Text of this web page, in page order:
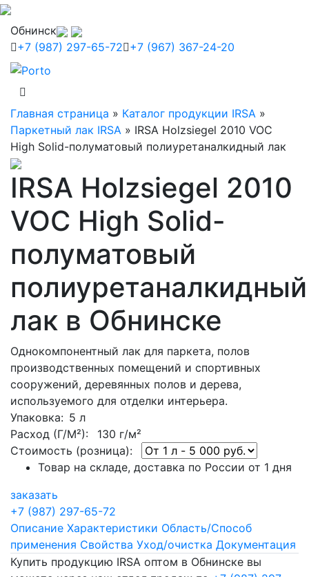
Обнинск
+7 (987) 297-65-72 +7 (967) 367-24-20
Главная страница » Каталог продукции IRSA »
Паркетный лак IRSA » IRSA Holzsiegel 2010 VOC
High Solid-полуматовый полиуретаналкидный лак
IRSA Holzsiegel 2010
VOC High Solid-
полуматовый
полиуретаналкидный
лак в Обнинске
Однокомпонентный лак для паркета, полов
производственных помещений и спортивных
сооружений, деревянных полов и дерева,
используемого для отделки интерьера.
Упаковка: 5 л
Расход (Г/М²): 130 г/м²
Стоимость (розница):
Товар на складе, доставка по России от 1 дня
заказать
+7 (987) 297-65-72
Описание Характеристики Область/Способ
применения Свойства Уход/очистка Документация
Купить продукцию IRSA оптом в Обнинске вы